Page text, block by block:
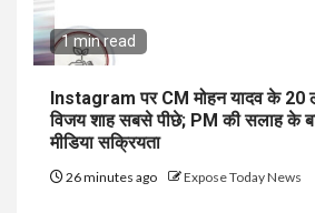
1 min read
Instagram पर CM मोहन यादव के 20
विजय शाह सबसे पीछे; PM की सलाह के
मीडिया सक्रियता
26 minutes ago Expose Today News